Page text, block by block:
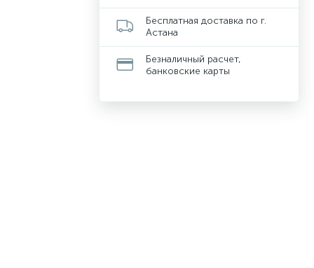
Бесплатная доставка по г.
Астана
Безналичный расчет,
банковские карты